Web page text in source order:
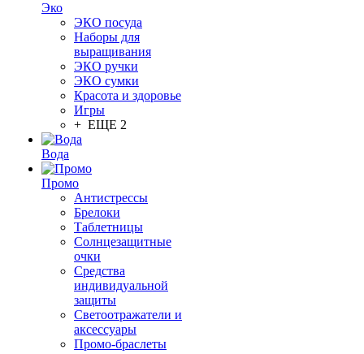
Эко
ЭКО посуда
Наборы для
выращивания
ЭКО ручки
ЭКО сумки
Красота и здоровье
Игры
+ ЕЩЕ 2
Вода
Промо
Антистрессы
Брелоки
Таблетницы
Солнцезащитные
очки
Средства
индивидуальной
защиты
Светоотражатели и
аксессуары
Промо-браслеты